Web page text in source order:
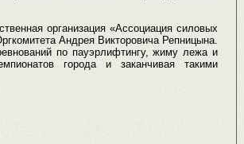
организация «Ассоциация силовых
Андрея Викторовича Репницына.
по пауэрлифтингу, жиму лежа и
города и заканчивая такими